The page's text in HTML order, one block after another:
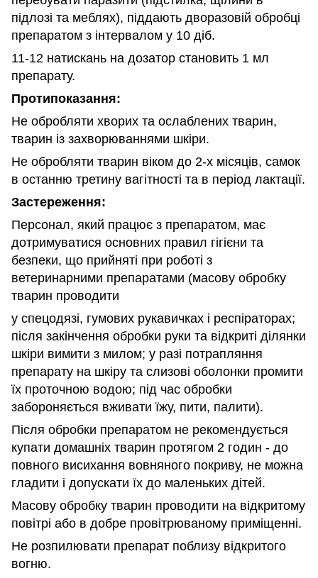
підлозі та меблях), піддають дворазовій обробці
препаратом з інтервалом у 10 діб.
11-12 натискань на дозатор становить 1 мл
препарату.
Протипоказання:
Не обробляти хворих та ослаблених тварин,
тварин із захворюваннями шкіри.
Не обробляти тварин віком до 2-х місяців, самок
в останню третину вагітності та в період лактації.
Застереження:
Персонал, який працює з препаратом, має
дотримуватися основних правил гігієни та
безпеки, що прийняті при роботі з
ветеринарними препаратами (масову обробку
тварин проводити
у спецодязі, гумових рукавичках і респіраторах;
після закінчення обробки руки та відкриті ділянки
шкіри вимити з милом; у разі потрапляння
препарату на шкіру та слизові оболонки промити
їх проточною водою; під час обробки
забороняється вживати їжу, пити, палити).
Після обробки препаратом не рекомендується
купати домашніх тварин протягом 2 годин - до
повного висихання вовняного покриву, не можна
гладити і допускати їх до маленьких дітей.
Масову обробку тварин проводити на відкритому
повітрі або в добре провітрюваному приміщенні.
Не розпилювати препарат поблизу відкритого
вогню.